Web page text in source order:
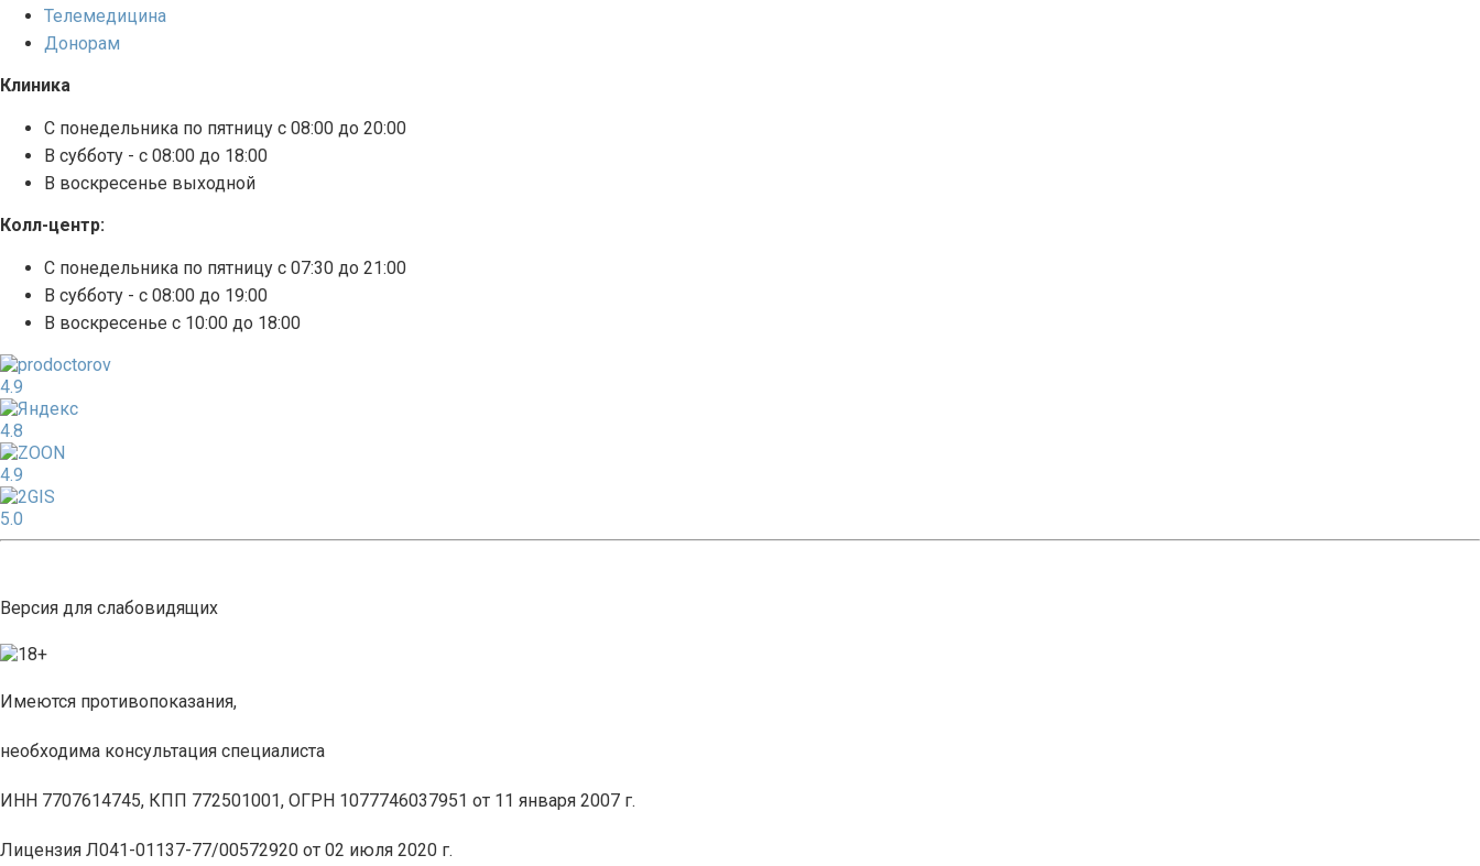
Телемедицина
Донорам
Клиника
С понедельника по пятницу с 08:00 до 20:00
В субботу - с 08:00 до 18:00
В воскресенье выходной
Колл-центр:
С понедельника по пятницу с 07:30 до 21:00
В субботу - с 08:00 до 19:00
В воскресенье с 10:00 до 18:00
4.9
4.8
4.9
5.0
Версия для слабовидящих
Имеются противопоказания,
необходима консультация специалиста
ИНН 7707614745, КПП 772501001, ОГРН 1077746037951 от 11 января 2007 г.
Лицензия Л041-01137-77/00572920 от 02 июля 2020 г.